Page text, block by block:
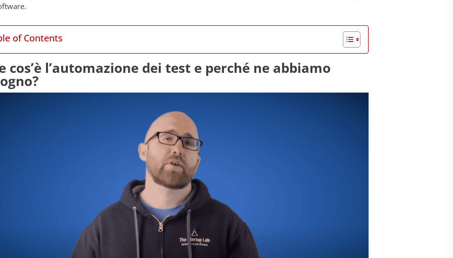
of Contents
cos’è l’automazione dei test e perché ne abbiamo